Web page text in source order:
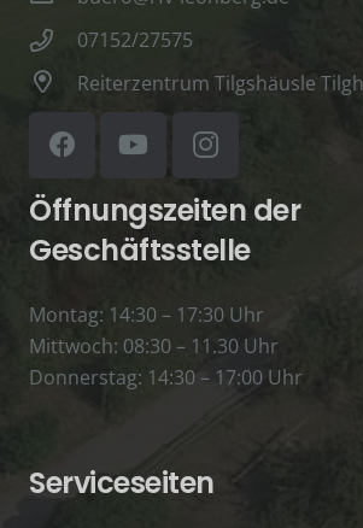
07152/27575
Reiterzentrum Tilgshäusle
Öffnungszeiten der
Geschäftsstelle
Montag: 14:30 – 17:30 Uhr
Mittwoch: 08:30 – 11.30 Uhr
Donnerstag: 14:30 – 17:00 Uhr
Serviceseiten